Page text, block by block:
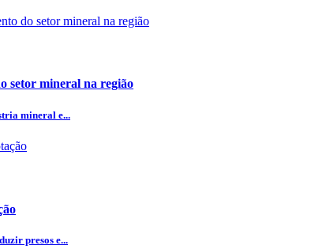
setor mineral na região
mineral e...
presos e...